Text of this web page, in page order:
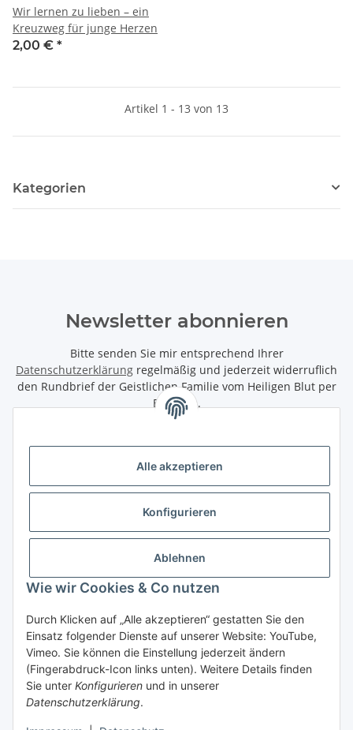
Wir lernen zu lieben – ein
Kreuzweg für junge Herzen
2,00 € *
Artikel 1 - 13 von 13
Kategorien
Newsletter abonnieren
Bitte senden Sie mir entsprechend Ihrer
Datenschutzerklärung regelmäßig und jederzeit widerruflich
den Rundbrief der Geistlichen Familie vom Heiligen Blut per
Email zu.
Informationen
Gesetzliche Informationen
Wir bieten Ihnen folgende Zahlungsarten
Vorkasse
Vertrag widerrufen
* Alle Preise inkl. gesetzlicher USt., zzgl.
Alle akzeptieren
Konfigurieren
Ablehnen
Wie wir Cookies & Co nutzen
Durch Klicken auf „Alle akzeptieren“ gestatten Sie den
Einsatz folgender Dienste auf unserer Website: YouTube,
Vimeo. Sie können die Einstellung jederzeit ändern
(Fingerabdruck-Icon links unten). Weitere Details finden
Sie unter Konfigurieren und in unserer
Datenschutzerklärung.